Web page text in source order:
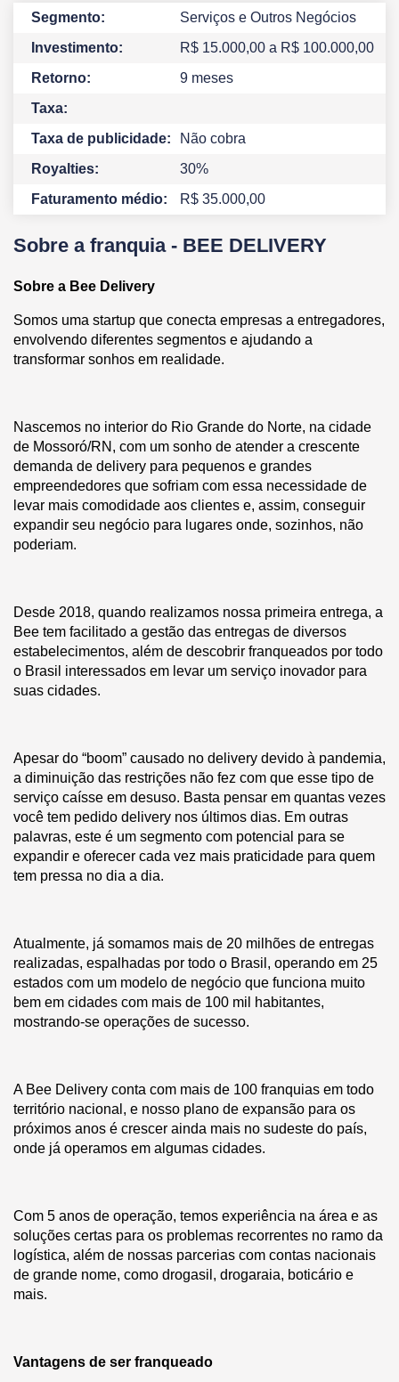
Segmento:
Serviços e Outros Negócios
Investimento:
R$ 15.000,00 a R$ 100.000,00
Retorno:
9 meses
Taxa:
Taxa de publicidade:
Não cobra
Royalties:
30%
Faturamento médio:
R$ 35.000,00
Sobre a franquia - BEE DELIVERY
Sobre a Bee Delivery
Somos uma startup que conecta empresas a entregadores,
envolvendo diferentes segmentos e ajudando a
transformar sonhos em realidade.
Nascemos no interior do Rio Grande do Norte, na cidade
de Mossoró/RN, com um sonho de atender a crescente
demanda de delivery para pequenos e grandes
empreendedores que sofriam com essa necessidade de
levar mais comodidade aos clientes e, assim, conseguir
expandir seu negócio para lugares onde, sozinhos, não
poderiam.
Desde 2018, quando realizamos nossa primeira entrega, a
Bee tem facilitado a gestão das entregas de diversos
estabelecimentos, além de descobrir franqueados por todo
o Brasil interessados em levar um serviço inovador para
suas cidades.
Apesar do “boom” causado no delivery devido à pandemia,
a diminuição das restrições não fez com que esse tipo de
serviço caísse em desuso. Basta pensar em quantas vezes
você tem pedido delivery nos últimos dias. Em outras
palavras, este é um segmento com potencial para se
expandir e oferecer cada vez mais praticidade para quem
tem pressa no dia a dia.
Atualmente, já somamos mais de 20 milhões de entregas
realizadas, espalhadas por todo o Brasil, operando em 25
estados com um modelo de negócio que funciona muito
bem em cidades com mais de 100 mil habitantes,
mostrando-se operações de sucesso.
A Bee Delivery conta com mais de 100 franquias em todo
território nacional, e nosso plano de expansão para os
próximos anos é crescer ainda mais no sudeste do país,
onde já operamos em algumas cidades.
Com 5 anos de operação, temos experiência na área e as
soluções certas para os problemas recorrentes no ramo da
logística, além de nossas parcerias com contas nacionais
de grande nome, como drogasil, drogaraia, boticário e
mais.
Vantagens de ser franqueado